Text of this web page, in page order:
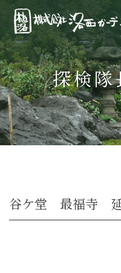
探検
谷ケ堂 最福寺 延